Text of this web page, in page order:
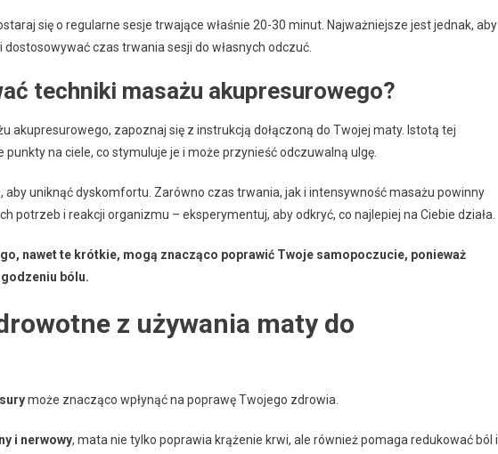
się o regularne sesje trwające właśnie 20-30 minut. Najważniejsze jest jednak, aby
czas trwania sesji do własnych odczuć.
techniki masażu akupresurowego?
akupresurowego, zapoznaj się z instrukcją dołączoną do Twojej maty. Istotą tej
na ciele, co stymuluje je i może przynieść odczuwalną ulgę.
aby uniknąć dyskomfortu. Zarówno czas trwania, jak i intensywność masażu powinny
potrzeb i reakcji organizmu – eksperymentuj, aby odkryć, co najlepiej na Ciebie działa.
nawet te krótkie, mogą znacząco poprawić Twoje samopoczucie, ponieważ
bólu.
z używania maty do
może znacząco wpłynąć na poprawę Twojego zdrowia.
i nerwowy, mata nie tylko poprawia krążenie krwi, ale również pomaga redukować ból i